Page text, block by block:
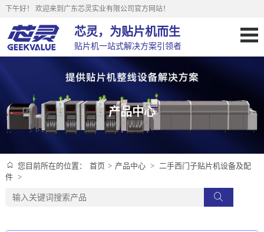
下午好！ 欢迎来到广东芯灵实业有限公司官方网站！
芯灵，为贴片机而生
贴片机一站式解决方案引领者
产品中心
您目前所在的位置： 首页 > 产品中心 > 二手西门子贴片机设备及配
件 >